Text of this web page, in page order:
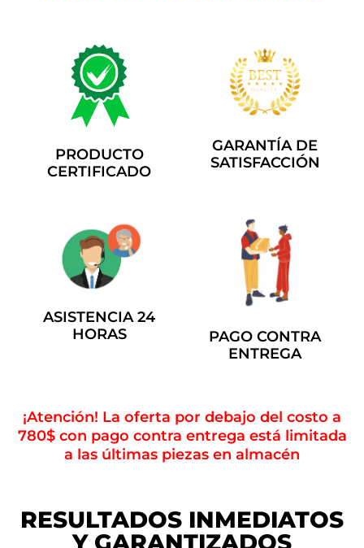
PRODUCTO
CERTIFICADO
GARANTÍA DE
SATISFACCIÓN
ASISTENCIA 24
HORAS
PAGO CONTRA
ENTREGA
¡Atención! La oferta por debajo del costo a
780$ con pago contra entrega está limitada
a las últimas piezas en almacén
RESULTADOS INMEDIATOS